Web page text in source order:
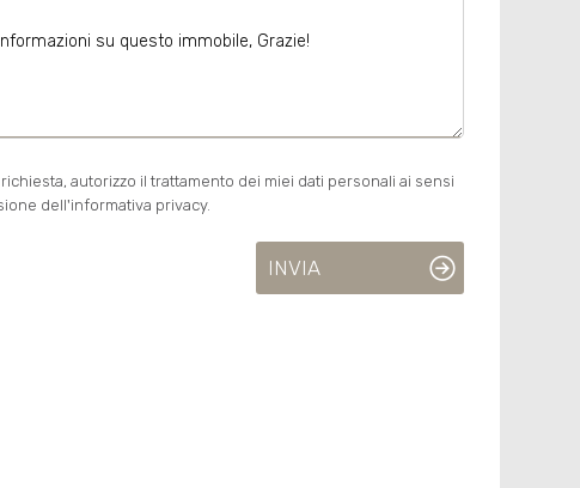
autorizzo il trattamento dei miei dati personali ai sensi
dell'informativa privacy.
INVIA